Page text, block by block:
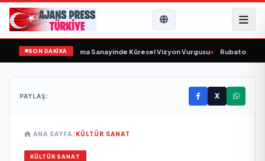
SON DAKİKA
Açıkladı ve Savunma Sanayinde Küresel Vizyon Vurgusu• Rubato
PAYLAŞ: X
ANA SAYFA/KÜLTÜR SANAT
KÜLTÜR SANAT